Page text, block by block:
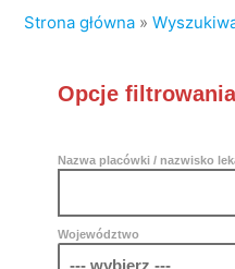
Strona główna »
Opcje
Nazwa placówki / nazwisko
Województwo